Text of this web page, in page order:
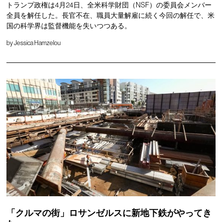
トランプ政権は4月24日、全米科学財団（NSF）の委員会メンバー
全員を解任した。長官不在、職員大量解雇に続く今回の解任で、米
国の科学界は監督機能を失いつつある。
byJessica Hamzelou
「クルマの街」ロサンゼルスに新地下鉄がやってき